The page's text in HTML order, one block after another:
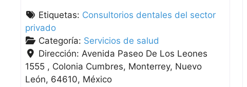
Etiquetas: Consultorios dentales del sector
privado
Categoría: Servicios de salud
Dirección: Avenida Paseo De Los Leones
1555 , Colonia Cumbres Monterrey Nuevo
León 64610 México